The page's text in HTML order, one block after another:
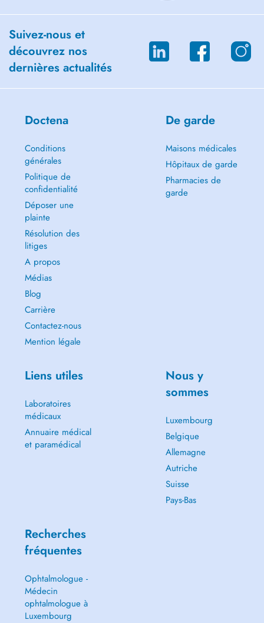
Suivez-nous et
découvrez nos
dernières actualités
Doctena
Conditions
générales
Politique de
confidentialité
Déposer une
plainte
Résolution des
litiges
A propos
Médias
Blog
Carrière
Contactez-nous
Mention légale
De garde
Maisons médicales
Hôpitaux de garde
Pharmacies de
garde
Liens utiles
Laboratoires
médicaux
Annuaire médical
et paramédical
Nous y
sommes
Luxembourg
Belgique
Allemagne
Autriche
Suisse
Pays-Bas
Recherches
fréquentes
Ophtalmologue -
Médecin
ophtalmologue à
Luxembourg